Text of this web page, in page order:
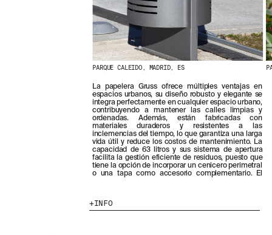
PARQUE CALEIDO, MADRID, ES
La papelera Gruss ofrece múltiples ventajas en
espacios urbanos, su diseño robusto y elegante se
integra perfectamente en cualquier espacio urbano,
contribuyendo a mantener las calles limpias y
ordenadas. Además, están fabricadas con
materiales duraderos y resistentes a las
inclemencias del tiempo, lo que garantiza una larga
vida útil y reduce los costos de mantenimiento. La
capacidad de 63 litros y sus sistema de apertura
facilita la gestión eficiente de residuos, puesto que
tiene la opción de incorporar un cenicero perimetral
o una tapa como accesorio complementario. El
anillo de remate con cerrojo bloquea un contenedor
INFO